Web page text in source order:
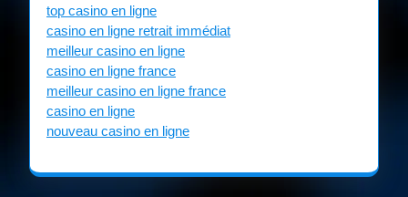
top casino en ligne
casino en ligne retrait immédiat
meilleur casino en ligne
casino en ligne france
meilleur casino en ligne france
casino en ligne
nouveau casino en ligne